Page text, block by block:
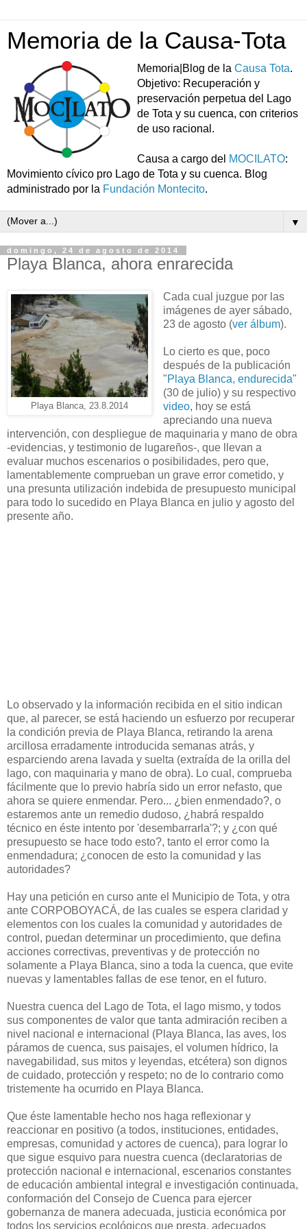
Memoria de la Causa-Tota
Memoria|Blog de la Causa Tota.
Objetivo: Recuperación y
preservación perpetua del Lago
de Tota y su cuenca, con criterios
de uso racional.
Causa a cargo del MOCILATO:
Movimiento cívico pro Lago de Tota y su cuenca. Blog
administrado por la Fundación Montecito.
▼
domingo, 24 de agosto de 2014
Playa Blanca, ahora enrarecida
Playa Blanca, 23.8.2014
Cada cual juzgue por las
imágenes de ayer sábado,
23 de agosto (ver álbum).
Lo cierto es que, poco
después de la publicación
"Playa Blanca, endurecida"
(30 de julio) y su respectivo
video, hoy se está
apreciando una nueva
intervención, con despliegue de maquinaria y mano de obra
-evidencias, y testimonio de lugareños-, que llevan a
evaluar muchos escenarios o posibilidades, pero que,
lamentablemente comprueban un grave error cometido, y
una presunta utilización indebida de presupuesto municipal
para todo lo sucedido en Playa Blanca en julio y agosto del
presente año.
Lo observado y la información recibida en el sitio indican
que, al parecer, se está haciendo un esfuerzo por recuperar
la condición previa de Playa Blanca, retirando la arena
arcillosa erradamente introducida semanas atrás, y
esparciendo arena lavada y suelta (extraída de la orilla del
lago, con maquinaria y mano de obra). Lo cual, comprueba
fácilmente que lo previo habría sido un error nefasto, que
ahora se quiere enmendar. Pero... ¿bien enmendado?, o
estaremos ante un remedio dudoso, ¿habrá respaldo
técnico en éste intento por 'desembarrarla'?; y ¿con qué
presupuesto se hace todo esto?, tanto el error como la
enmendadura; ¿conocen de esto la comunidad y las
autoridades?
Hay una petición en curso ante el Municipio de Tota, y otra
ante CORPOBOYACÁ, de las cuales se espera claridad y
elementos con los cuales la comunidad y autoridades de
control, puedan determinar un procedimiento, que defina
acciones correctivas, preventivas y de protección no
solamente a Playa Blanca, sino a toda la cuenca, que evite
nuevas y lamentables fallas de ese tenor, en el futuro.
Nuestra cuenca del Lago de Tota, el lago mismo, y todos
sus componentes de valor que tanta admiración reciben a
nivel nacional e internacional (Playa Blanca, las aves, los
páramos de cuenca, sus paisajes, el volumen hídrico, la
navegabilidad, sus mitos y leyendas, etcétera) son dignos
de cuidado, protección y respeto; no de lo contrario como
tristemente ha ocurrido en Playa Blanca.
Que éste lamentable hecho nos haga reflexionar y
reaccionar en positivo (a todos, instituciones, entidades,
empresas, comunidad y actores de cuenca), para lograr lo
que sigue esquivo para nuestra cuenca (declaratorias de
protección nacional e internacional, escenarios constantes
de educación ambiental integral e investigación continuada,
conformación del Consejo de Cuenca para ejercer
gobernanza de manera adecuada, justicia económica por
todos los servicios ecológicos que presta, adecuados